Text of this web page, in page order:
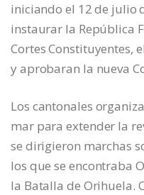
iniciando el 12 de julio
instaurar la República
Cortes Constituyentes,
y aprobaran la nueva
Los cantonales
mar para extender la
se dirigieron marchas
los que se encontraba
la Batalla de Orihuela.